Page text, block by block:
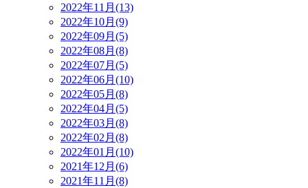
2022年11月(13)
2022年10月(9)
2022年09月(5)
2022年08月(8)
2022年07月(5)
2022年06月(10)
2022年05月(8)
2022年04月(5)
2022年03月(8)
2022年02月(8)
2022年01月(10)
2021年12月(6)
2021年11月(8)